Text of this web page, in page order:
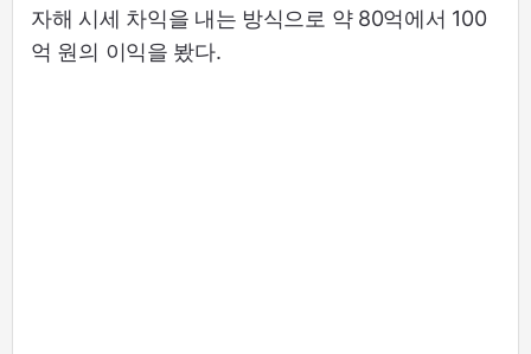
자해 시세 차익을 내는 방식으로 약 80억에서 100
억 원의 이익을 봤다.